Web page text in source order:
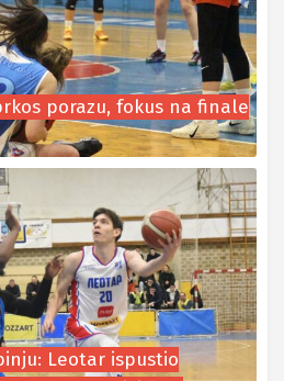
porazu, fokus na finale
Leotar ispustio